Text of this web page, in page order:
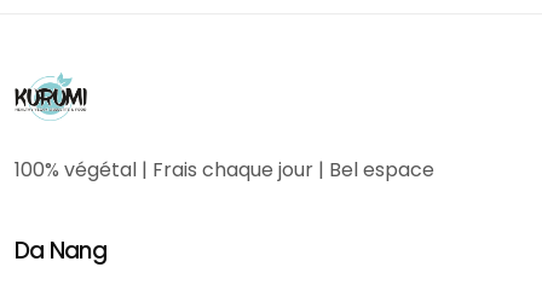
100% végétal | Frais chaque jour | Bel espace
Da Nang